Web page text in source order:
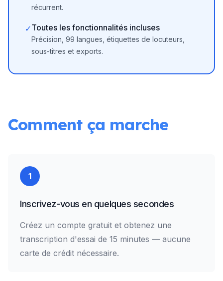
récurrent.
✓Toutes les fonctionnalités incluses
Précision, 99 langues, étiquettes de locuteurs,
sous-titres et exports.
Comment ça marche
1
Inscrivez-vous en quelques secondes
Créez un compte gratuit et obtenez une
transcription d'essai de 15 minutes — aucune
carte de crédit nécessaire.